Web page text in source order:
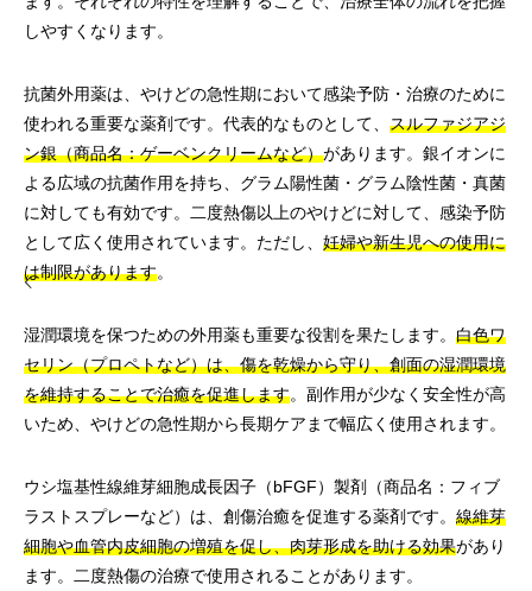
しやすくなります。
抗菌外用薬は、やけどの急性期において感染予防・治療のために
使われる重要な薬剤です。代表的なものとして、 スルファジアジ
ン銀（商品名：ゲーベンクリームなど）があります。銀イオンに
よる広域の抗菌作用を持ち、グラム陽性菌・グラム陰性菌・真菌
に対しても有効です。二度熱傷以上のやけどに対して、感染予防
として広く使用されています。ただし、 妊婦や新生児への使用に
は制限があります。
湿潤環境を保つための外用薬も重要な役割を果たします。 白色ワ
セリン（プロペトなど）は、傷を乾燥から守り、創面の湿潤環境
を維持することで治癒を促進します。副作用が少なく安全性が高
いため、やけどの急性期から長期ケアまで幅広く使用されます。
ウシ塩基性線維芽細胞成長因子（bFGF）製剤（商品名：フィブ
ラストスプレーなど）は、創傷治癒を促進する薬剤です。 線維芽
細胞や血管内皮細胞の増殖を促し、肉芽形成を助ける効果があり
ます。二度熱傷の治療で使用されることがあります。